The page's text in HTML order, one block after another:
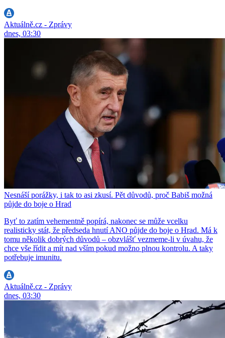
Aktuálně.cz - Zprávy
dnes, 03:30
Nesnáší porážky, i tak to asi zkusí. Pět důvodů, proč Babiš možná
půjde do boje o Hrad
Byť to zatím vehementně popírá, nakonec se může vcelku
realisticky stát, že předseda hnutí ANO půjde do boje o Hrad. Má k
tomu několik dobrých důvodů – obzvlášť vezmeme-li v úvahu, že
chce vše řídit a mít nad vším pokud možno plnou kontrolu. A taky
potřebuje imunitu.
Aktuálně.cz - Zprávy
dnes, 03:30